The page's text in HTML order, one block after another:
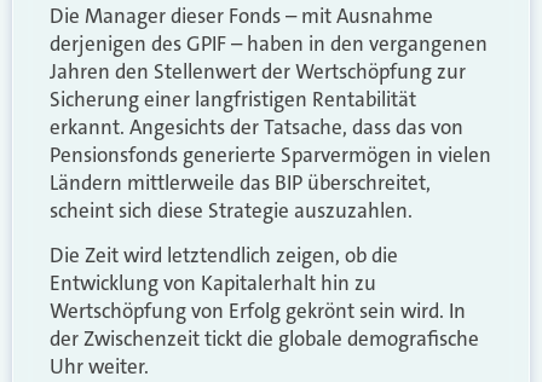
Die Manager dieser Fonds – mit Ausnahme
derjenigen des GPIF – haben in den vergangenen
Jahren den Stellenwert der Wertschöpfung zur
Sicherung einer langfristigen Rentabilität
erkannt. Angesichts der Tatsache, dass das von
Pensionsfonds generierte Sparvermögen in vielen
Ländern mittlerweile das BIP überschreitet,
scheint sich diese Strategie auszuzahlen.
Die Zeit wird letztendlich zeigen, ob die
Entwicklung von Kapitalerhalt hin zu
Wertschöpfung von Erfolg gekrönt sein wird. In
der Zwischenzeit tickt die globale demografische
Uhr weiter.